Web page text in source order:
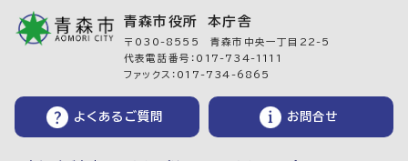
青森市役所 本庁舎
〒030-8555 青森市中央一丁目22-5
代表電話番号：017-734-1111
ファックス：017-734-6865
よくあるご質問 お問合せ